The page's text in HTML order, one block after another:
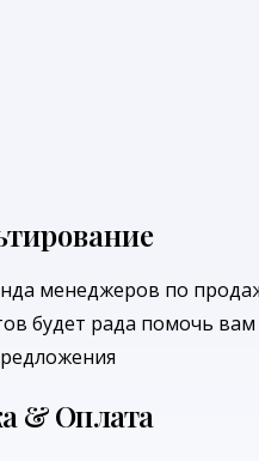
менеджеров по
будет рада помочь
& Оплата